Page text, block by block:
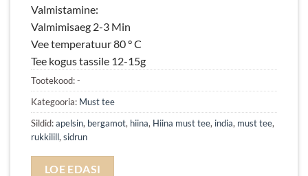
Valmistamine:
Valmimisaeg 2-3 Min
Vee temperatuur 80 ° C
Tee kogus tassile 12-15g
Tootekood:-
Kategooria: Must tee
Sildid:apelsin, bergamot, hiina, Hiina must tee, india, must tee,
rukkilill, sidrun
LOE EDASI